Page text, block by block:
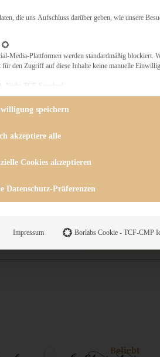
Beliebt
die uns Aufschluss darüber geben, wie unsere
Media-Plattformen werden standardmäßig blockiert.
für den Zugriff auf diese Inhalte keine manuelle
Nicht-TCF-Standard
speichern
akzeptiere alle
Cookies akzeptieren
Datenschutz-Präferenzen
Impressum Borlabs Cookie - TCF-CMP